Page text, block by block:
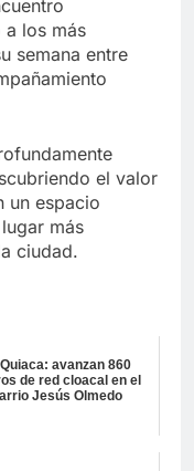
a los más
semana entre
el valor
un espacio
más
ciudad.
avanzan 860
de red cloacal en el
Jesús Olmedo